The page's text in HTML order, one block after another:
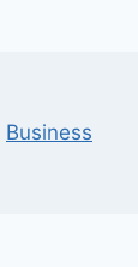
Business